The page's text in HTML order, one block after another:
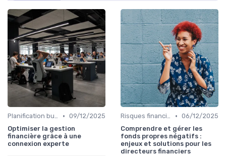
Planification budgétaire • 09/12/2025
Optimiser la gestion
financière grâce à une
connexion experte
Risques financiers • 06/12/2025
Comprendre et gérer les
fonds propres négatifs :
enjeux et solutions pour les
directeurs financiers